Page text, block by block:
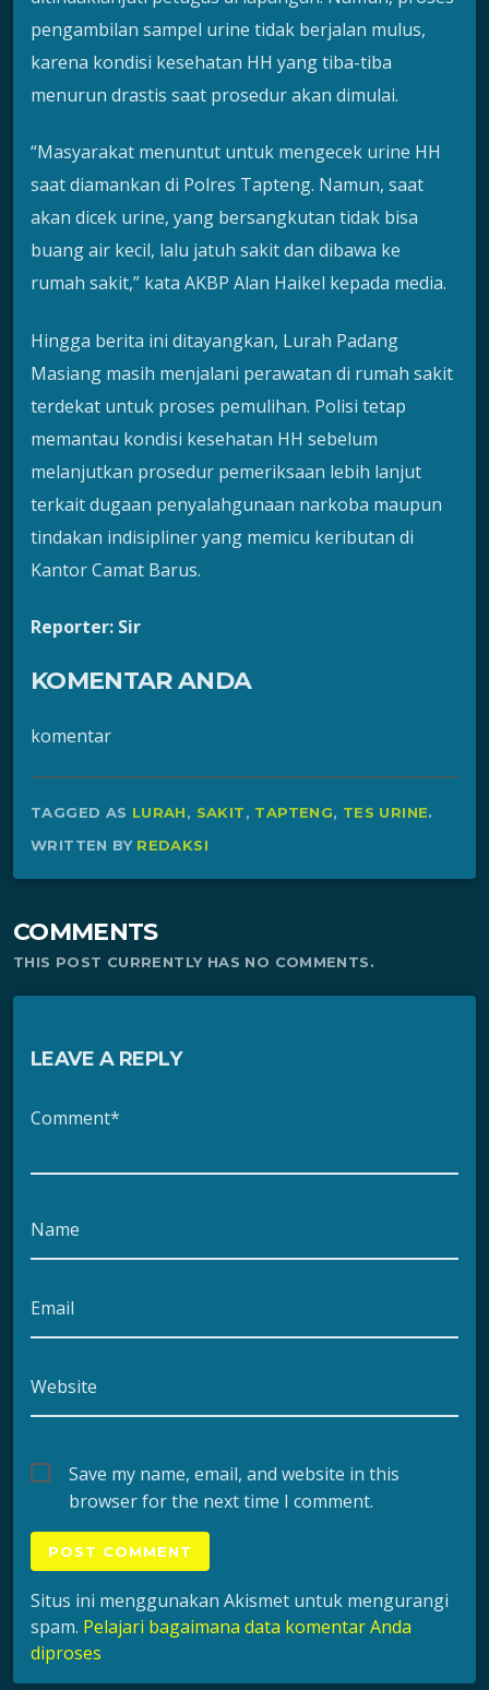
pengambilan sampel urine tidak berjalan mulus,
karena kondisi kesehatan HH yang tiba-tiba
menurun drastis saat prosedur akan dimulai.
“Masyarakat menuntut untuk mengecek urine HH
saat diamankan di Polres Tapteng. Namun, saat
akan dicek urine, yang bersangkutan tidak bisa
buang air kecil, lalu jatuh sakit dan dibawa ke
rumah sakit,” kata AKBP Alan Haikel kepada media.
Hingga berita ini ditayangkan, Lurah Padang
Masiang masih menjalani perawatan di rumah sakit
terdekat untuk proses pemulihan. Polisi tetap
memantau kondisi kesehatan HH sebelum
melanjutkan prosedur pemeriksaan lebih lanjut
terkait dugaan penyalahgunaan narkoba maupun
tindakan indisipliner yang memicu keributan di
Kantor Camat Barus.
Reporter: Sir
KOMENTAR ANDA
komentar
TAGGED AS LURAH, SAKIT, TAPTENG, TES URINE.
WRITTEN BY REDAKSI
COMMENTS
THIS POST CURRENTLY HAS NO COMMENTS.
LEAVE A REPLY
Comment*
Name
Email
Website
Save my name, email, and website in this
browser for the next time I comment.
Situs ini menggunakan Akismet untuk mengurangi
spam. Pelajari bagaimana data komentar Anda
diproses